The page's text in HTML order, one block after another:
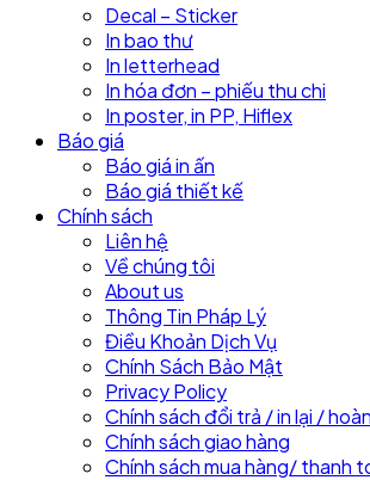
Decal – Sticker
In bao thư
In letterhead
In hóa đơn – phiếu thu chi
In poster, in PP, Hiflex
Báo giá
Báo giá in ấn
Báo giá thiết kế
Chính sách
Liên hệ
Về chúng tôi
About us
Thông Tin Pháp Lý
Điều Khoản Dịch Vụ
Chính Sách Bảo Mật
Privacy Policy
Chính sách đổi trả / in lại /
Chính sách giao hàng
Chính sách mua hàng/ thanh